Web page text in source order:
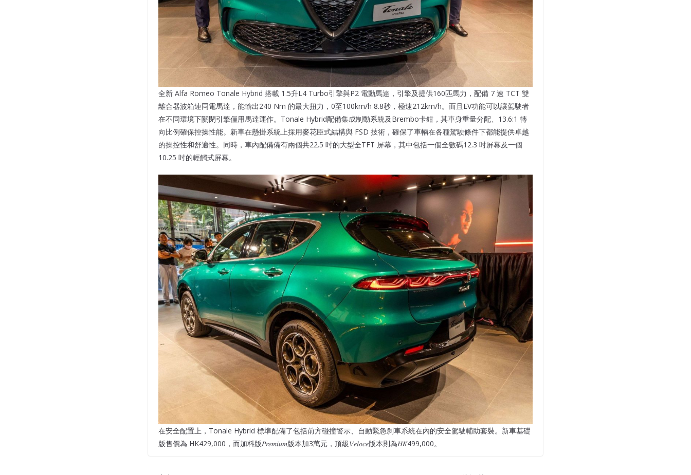
全新 Alfa Romeo Tonale Hybrid 搭載 1.5升L4 Turbo引擎與P2 電動馬達，引擎及提供160匹馬力，配備 7 速 TCT 雙
離合器波箱連同電馬達，能輸出240 Nm 的最大扭力，0至100km/h 8.8秒，極速212km/h。而且EV功能可以讓駕駛者
在不同環境下關閉引擎僅用馬達運作。Tonale Hybrid配備集成制動系統及Brembo卡鉗，其車身重量分配、13.6:1 轉
向比例確保控操性能。新車在懸掛系統上採用麥花臣式結構與 FSD 技術，確保了車輛在各種駕駛條件下都能提供卓越
的操控性和舒適性。同時，車內配備備有兩個共22.5 吋的大型全TFT 屏幕，其中包括一個全數碼12.3 吋屏幕及一個
10.25 吋的輕觸式屏幕。
在安全配置上，Tonale Hybrid 標準配備了包括前方碰撞警示、自動緊急刹車系統在內的安全駕駛輔助套裝。新車基礎
版售價為 HK429,000，而加料版𝑃𝑟𝑒𝑚𝑖𝑢𝑚版本加3萬元，頂級𝑉𝑒𝑙𝑜𝑐𝑒版本則為𝐻𝐾499,000。